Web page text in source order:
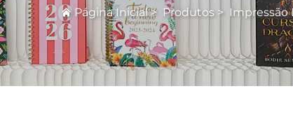
Página Inicial> Produtos > Impressão